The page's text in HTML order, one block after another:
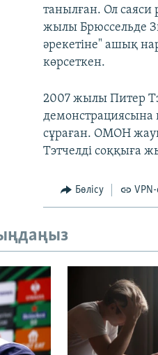
танылған. Ол саяси
жылы Брюссельде
әрекетіне" ашық
көрсеткен.
2007 жылы Питер
демонстрациясына
сұраған. ОМОН
Тэтчелді соққыға
Бөлісу VPN-